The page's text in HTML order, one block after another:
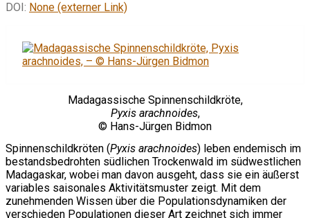
DOI: None (externer Link)
Madagassische Spinnenschildkröte,
Pyxis arachnoides,
© Hans-Jürgen Bidmon
Spinnenschildkröten (Pyxis arachnoides) leben endemisch im
bestandsbedrohten südlichen Trockenwald im südwestlichen
Madagaskar, wobei man davon ausgeht, dass sie ein äußerst
variables saisonales Aktivitätsmuster zeigt. Mit dem
zunehmenden Wissen über die Populationsdynamiken der
verschieden Populationen dieser Art zeichnet sich immer